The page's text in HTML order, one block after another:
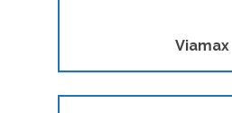
Viamax